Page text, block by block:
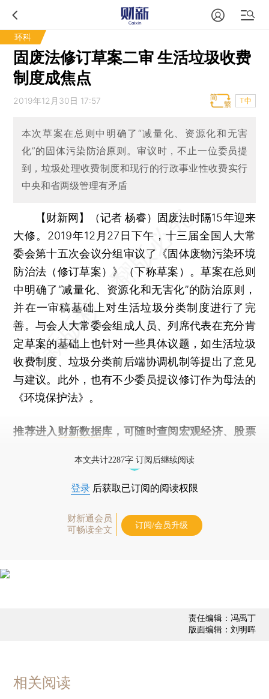
环科
固废法修订草案二审 生活垃圾收费
制度成焦点
2019年12月30日 17:57 T中
本次草案在总则中明确了“减量化、资源化和无害
化”的固体污染防治原则。审议时，不止一位委员提
到，垃圾处理收费制度和现行的行政事业性收费实行
中央和省两级管理有矛盾
【财新网】（记者 杨睿） 固废法时隔15年迎来
大修。2019年12月27日下午，十三届全国人大常
委会第十五次会议分组审议了《固体废物污染环境
防治法（修订草案）》（下称草案）。草案在总则
中明确了“减量化、资源化和无害化”的防治原则，
并在一审稿基础上对生活垃圾分类制度进行了完
善。与会人大常委会组成人员、列席代表在充分肯
定草案的基础上也针对一些具体议题，如生活垃圾
收费制度、垃圾分类前后端协调机制等提出了意见
与建议。此外，也有不少委员提议修订作为母法的
《环境保护法》。
推荐进入 财新数据库 ，可随时查阅宏观经济、股票
本文共计2287字 订阅后继续阅读
登录 后获取已订阅的阅读权限
财新通会员
可畅读全文
订阅/会员升级
责任编辑：冯禹丁
版面编辑：刘明晖
相关阅读